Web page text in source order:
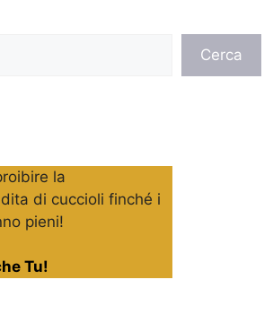
Cerca
la
di cuccioli finché i
pieni!
Tu!